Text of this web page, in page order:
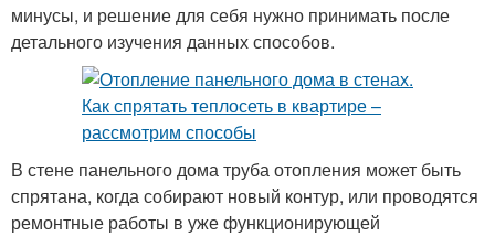
минусы, и решение для себя нужно принимать после
детального изучения данных способов.
В стене панельного дома труба отопления может быть
спрятана, когда собирают новый контур, или проводятся
ремонтные работы в уже функционирующей